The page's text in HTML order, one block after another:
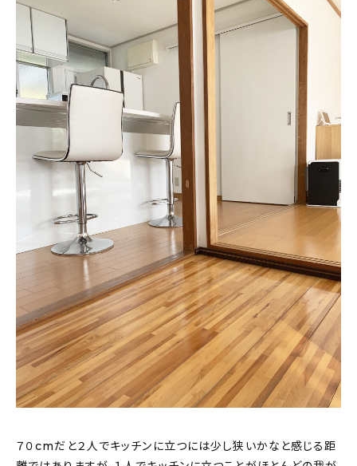
７０cmだと２人でキッチンに立つには少し狭いかなと感じる距